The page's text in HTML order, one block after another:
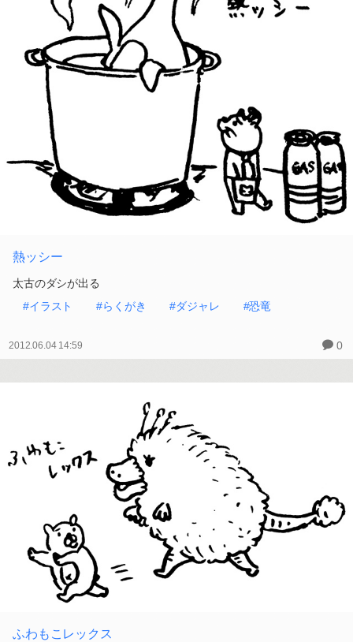
熱ッシー
太古のダシが出る
#イラスト
#らくがき #ダジャレ #恐竜
2012.06.04 14:59 0
ふわもこレックス